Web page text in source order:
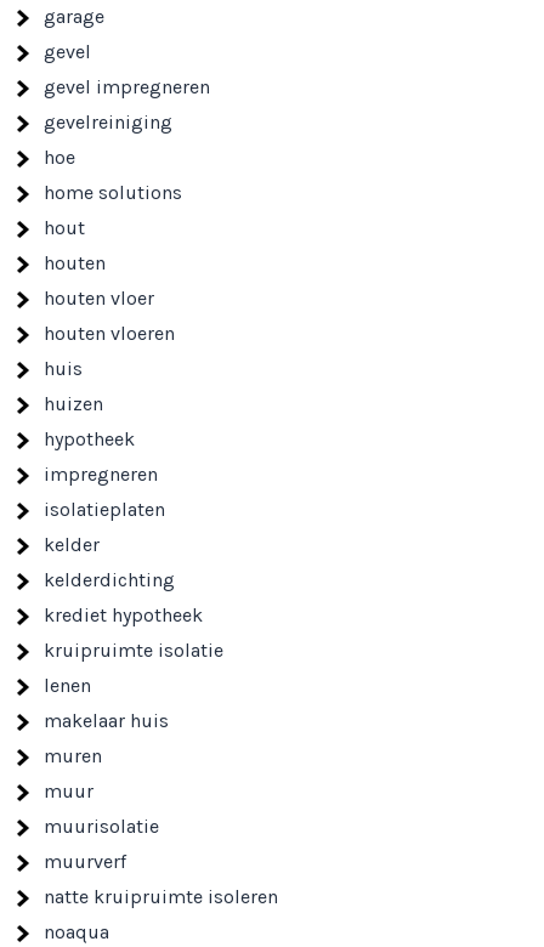
garage
gevel
gevel impregneren
gevelreiniging
hoe
home solutions
hout
houten
houten vloer
houten vloeren
huis
huizen
hypotheek
impregneren
isolatieplaten
kelder
kelderdichting
krediet hypotheek
kruipruimte isolatie
lenen
makelaar huis
muren
muur
muurisolatie
muurverf
natte kruipruimte isoleren
noaqua